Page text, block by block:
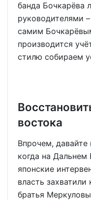
банда Бочкарёва
руководителями
самим
производится
стилю собираем
востока
Впрочем, давайте
когда на
японские
власть
братья